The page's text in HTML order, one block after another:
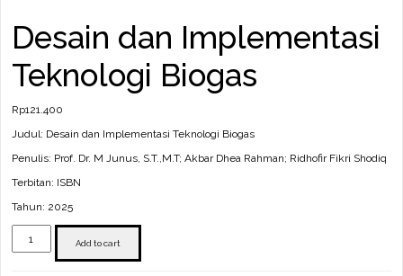
Desain dan Implementasi
Teknologi Biogas
Rp121.400
Judul: Desain dan Implementasi Teknologi Biogas
Penulis: Prof. Dr. M Junus, S.T.,M.T; Akbar Dhea Rahman; Ridhofir Fikri Shodiq
Terbitan: ISBN
Tahun: 2025
Implementasi
Add to cart